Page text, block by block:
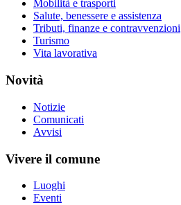
Mobilità e trasporti
Salute, benessere e assistenza
Tributi, finanze e contravvenzioni
Turismo
Vita lavorativa
Novità
Notizie
Comunicati
Avvisi
Vivere il comune
Luoghi
Eventi